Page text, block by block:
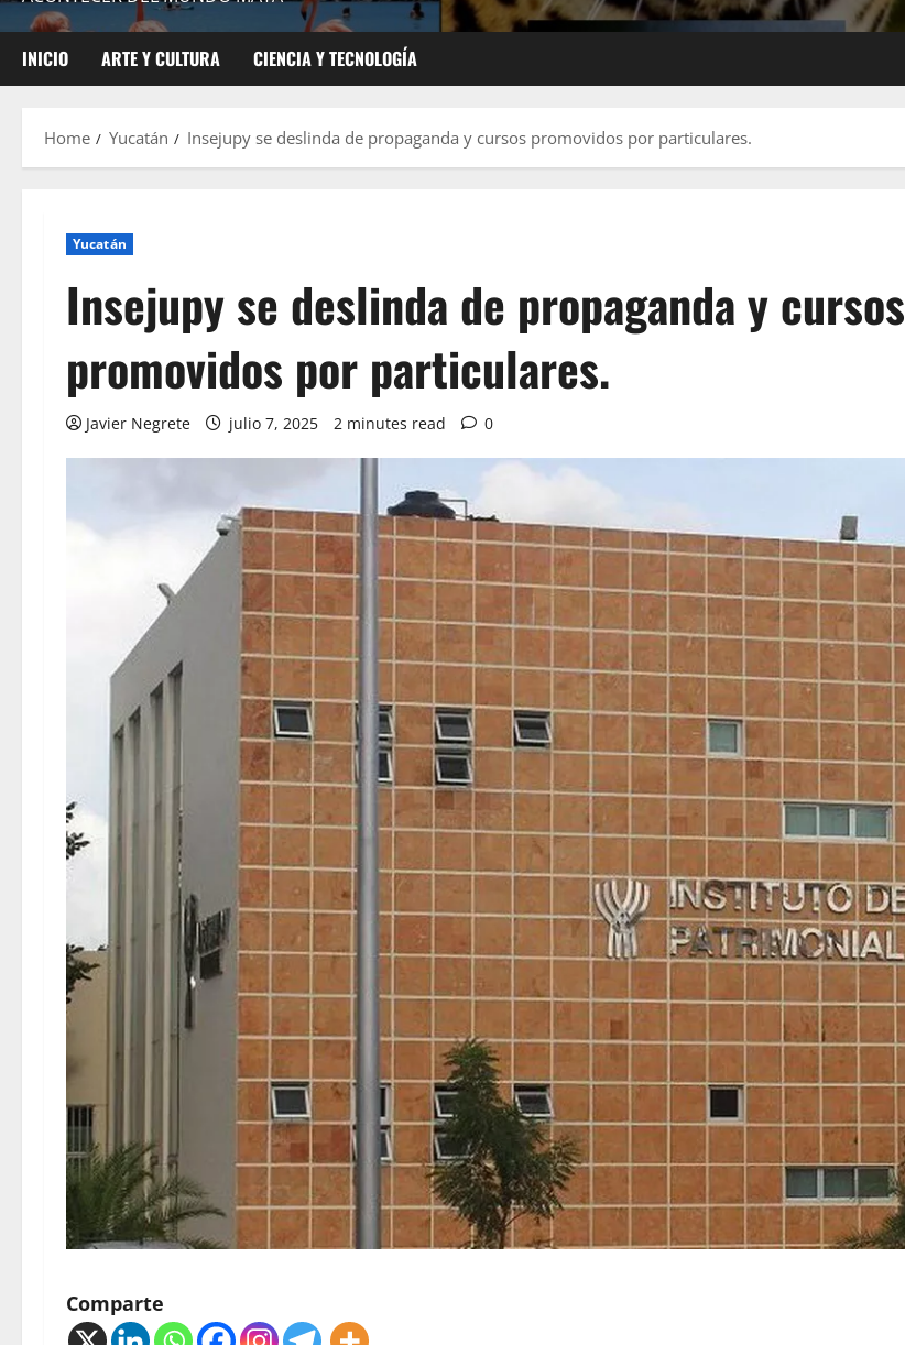
INICIO ARTE Y CULTURA CIENCIA Y TECNOLOGÍA
Home Yucatán Insejupy se deslinda de propaganda y cursos promovidos por particulares.
Yucatán
Insejupy se deslinda de propaganda y cursos
promovidos por particulares.
Javier Negrete julio 7, 2025 2 minutes read 0
Comparte